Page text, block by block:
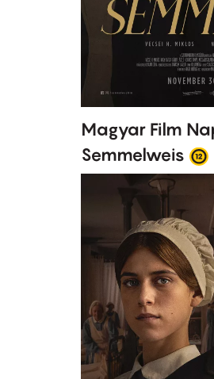
Magyar Film
Semmelweis